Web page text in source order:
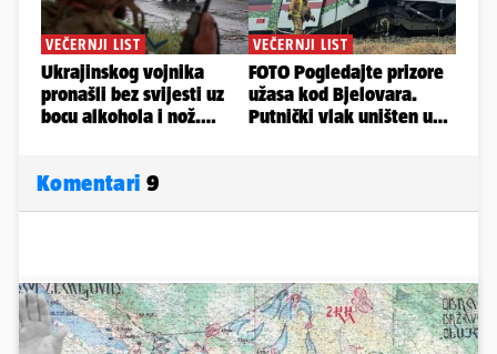
Komentari 9